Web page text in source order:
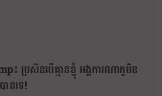
ប្រសិនបើគ្មានខ្ញុំ អង្គការណាតូមិន
ានទេ!